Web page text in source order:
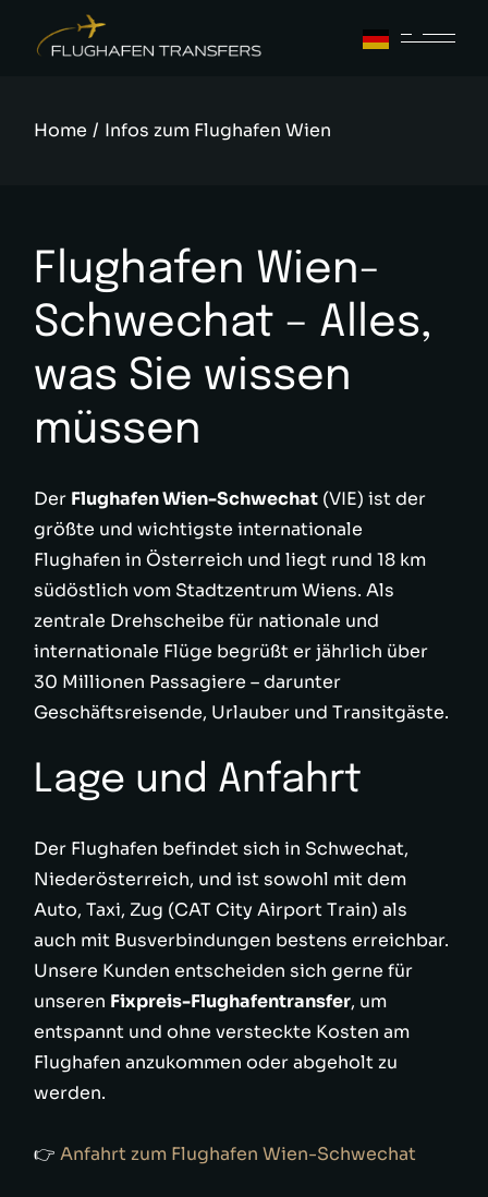
content
Home Infos zum Flughafen Wien
Flughafen Wien-
Schwechat – Alles,
was Sie wissen
müssen
Der Flughafen Wien-Schwechat (VIE) ist der
größte und wichtigste internationale
Flughafen in Österreich und liegt rund 18 km
südöstlich vom Stadtzentrum Wiens. Als
zentrale Drehscheibe für nationale und
internationale Flüge begrüßt er jährlich über
30 Millionen Passagiere – darunter
Geschäftsreisende, Urlauber und Transitgäste.
Lage und Anfahrt
Der Flughafen befindet sich in Schwechat,
Niederösterreich, und ist sowohl mit dem
Auto, Taxi, Zug (CAT City Airport Train) als
auch mit Busverbindungen bestens erreichbar.
Unsere Kunden entscheiden sich gerne für
unseren Fixpreis-Flughafentransfer, um
entspannt und ohne versteckte Kosten am
Flughafen anzukommen oder abgeholt zu
werden.
👉Anfahrt zum Flughafen Wien-Schwechat